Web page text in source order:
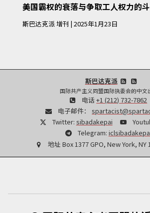
美国霸权的衰落与争取工人权力的
斯巴达克派增刊 | 2025年1月23日
斯巴达克派
国际共产主义同盟国际执委会的中文
电话+1 (212) 732-7862
电子邮件：
Twitter: sibadakepai
Telegram:
地址 Box 1377 GPO, New York, NY